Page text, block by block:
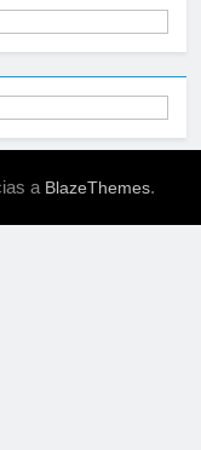
a BlazeThemes.